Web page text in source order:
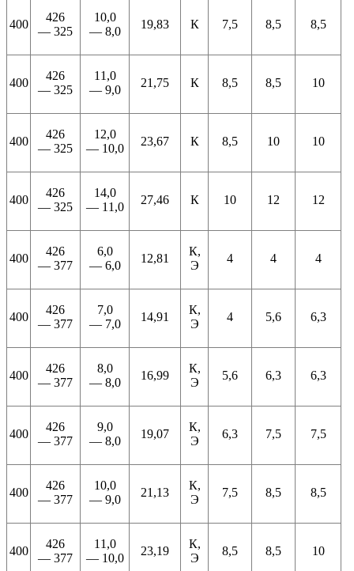
400
426
— 325
10,0
— 8,0
19,83 К 7,5 8,5 8,5
400
426
— 325
11,0
— 9,0
21,75 К 8,5 8,5 10
400
426
— 325
12,0
— 10,0
23,67 К 8,5 10 10
400
426
— 325
14,0
— 11,0
27,46 К 10 12 12
400
426
— 377
6,0
— 6,0
12,81
К,
Э
4 4 4
400
426
— 377
7,0
— 7,0
14,91
К,
Э
4 5,6 6,3
400
426
— 377
8,0
— 8,0
16,99
К,
Э
5,6 6,3 6,3
400
426
— 377
9,0
— 8,0
19,07
К,
Э
6,3 7,5 7,5
400
426
— 377
10,0
— 9,0
21,13
К,
Э
7,5 8,5 8,5
400
426
— 377
11,0
— 10,0
23,19
К,
Э
8,5 8,5 10